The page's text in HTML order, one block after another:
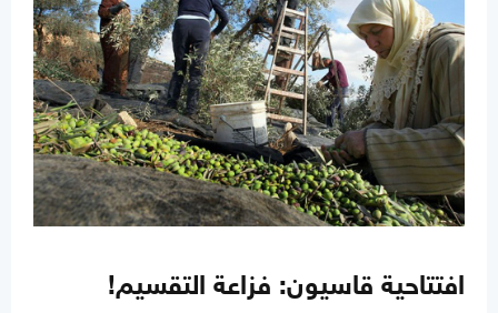
افتتاحية قاسيون: فزاعة التقسيم!